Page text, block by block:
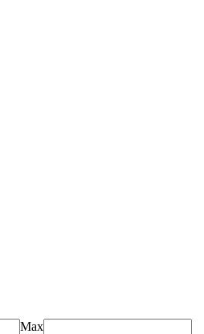
Max